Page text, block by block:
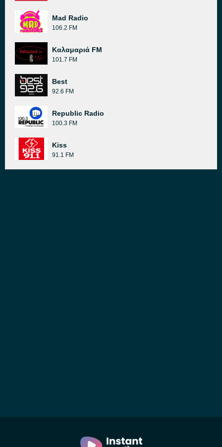
Mad Radio
106.2 FM
Καλαμαριά FM
101.7 FM
Best
92.6 FM
Republic Radio
100.3 FM
Kiss
91.1 FM